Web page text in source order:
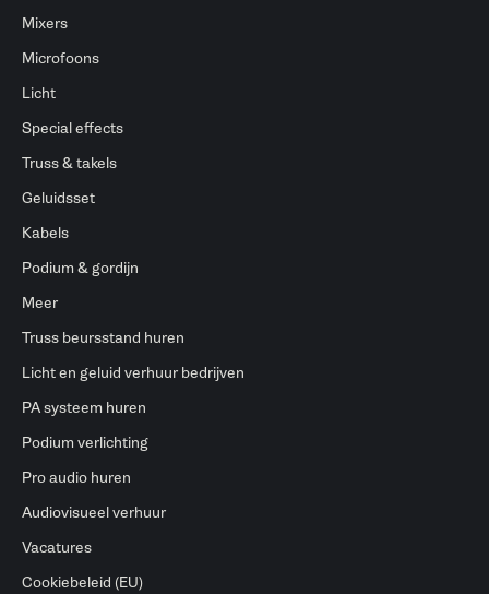
Mixers
Microfoons
Licht
Special effects
Truss & takels
Geluidsset
Kabels
Podium & gordijn
Meer
Truss beursstand huren
Licht en geluid verhuur bedrijven
PA systeem huren
Podium verlichting
Pro audio huren
Audiovisueel verhuur
Vacatures
Cookiebeleid (EU)